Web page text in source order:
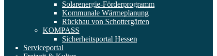
Solarenergie-Förderprogramm
Kommunale Wärmeplanung
Rückbau von Schottergärten
KOMPASS
Sicherheitsportal Hessen
Serviceportal